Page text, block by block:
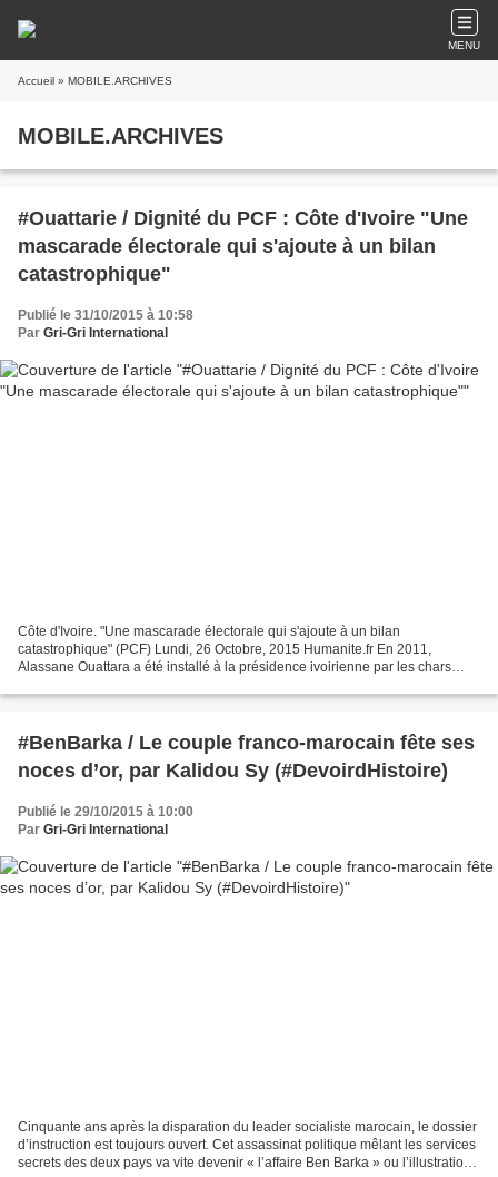
MENU
Accueil » MOBILE.ARCHIVES
MOBILE.ARCHIVES
#Ouattarie / Dignité du PCF : Côte d'Ivoire "Une
mascarade électorale qui s'ajoute à un bilan
catastrophique"
Publié le 31/10/2015 à 10:58
Par Gri-Gri International
Côte d'Ivoire. "Une mascarade électorale qui s'ajoute à un bilan
catastrophique" (PCF) Lundi, 26 Octobre, 2015 Humanite.fr En 2011,
Alassane Ouattara a été installé à la présidence ivoirienne par les chars
#BenBarka / Le couple franco-marocain fête ses
noces d’or, par Kalidou Sy (#DevoirdHistoire)
Publié le 29/10/2015 à 10:00
Par Gri-Gri International
Cinquante ans après la disparation du leader socialiste marocain, le dossier
d’instruction est toujours ouvert. Cet assassinat politique mêlant les services
secrets des deux pays va vite devenir « l’affaire Ben Barka » ou l’illustration